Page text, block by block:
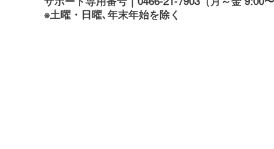
※土曜・日曜､年末年始を除く